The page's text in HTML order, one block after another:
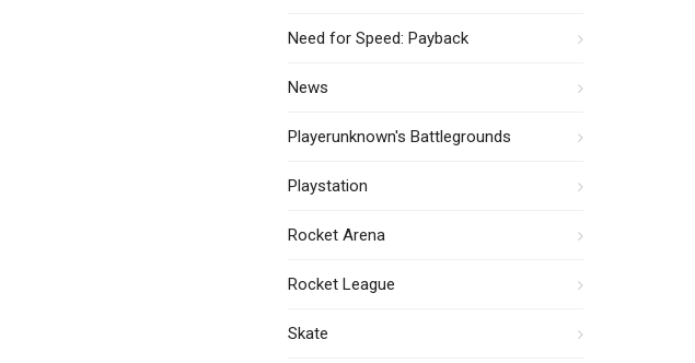
Need for Speed: Payback
News
Playerunknown's Battlegrounds
Playstation
Rocket Arena
Rocket League
Skate